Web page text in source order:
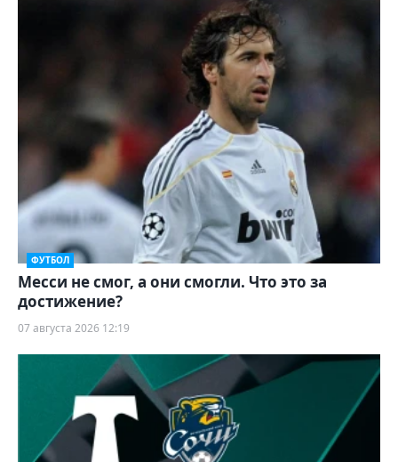
ФУТБОЛ
Месси не смог, а они смогли. Что это за
достижение?
07 августа 2026 12:19